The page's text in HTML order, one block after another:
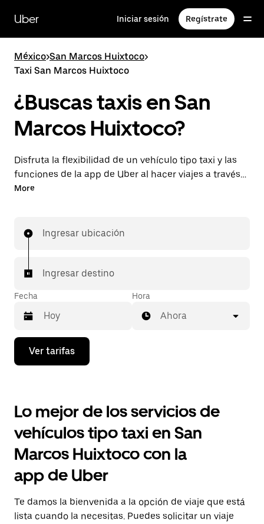
contenido
principal
Uber Iniciar sesión Regístrate
México>San Marcos Huixtoco>
Taxi San Marcos Huixtoco
¿Buscas taxis en San
Marcos Huixtoco?
Disfruta la flexibilidad de un vehículo tipo taxi y las
funciones de la app de Uber al hacer viajes a través
de UberX en San Marcos Huixtoco. Puedes solicitar
tarifas por adelantado económicas para cada viaje.
More
Ingresar ubicación
Ingresar destino
Fecha
Presiona
flecha
interactuar
con
el
calendario
y
selecciona
una
fecha.
la
tecla Esc
Hora
Ahora
Ver tarifas
Lo mejor de los servicios de
vehículos tipo taxi en San
Marcos Huixtoco con la
app de Uber
Te damos la bienvenida a la opción de viaje que está
lista cuando la necesitas. Puedes solicitar un viaje